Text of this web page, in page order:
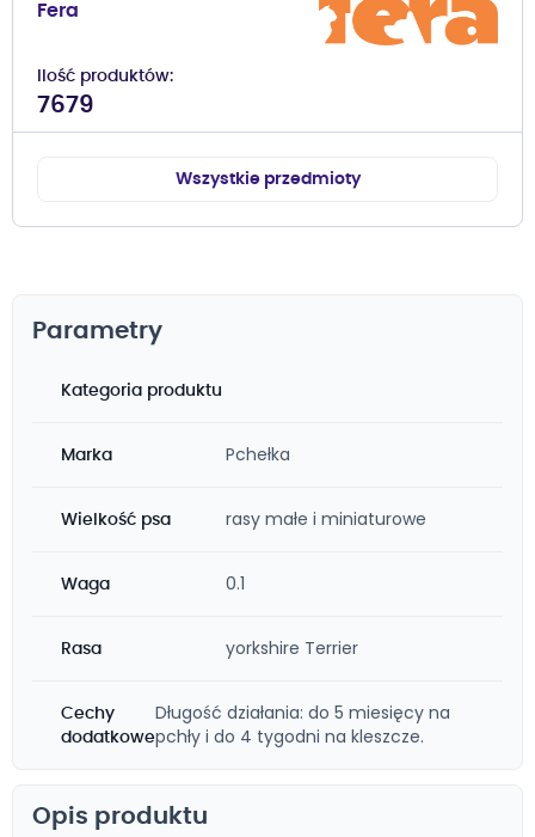
Fera
Ilość produktów
7679
Wszystkie przedmioty
Parametry
Kategoria produktu
Marka Pchełka
Wielkość psa rasy małe i miniaturowe
Waga 0.1
Rasa yorkshire Terrier
Cechy
dodatkowe
Długość działania: do 5 miesięcy na
pchły i do 4 tygodni na kleszcze.
Opis produktu